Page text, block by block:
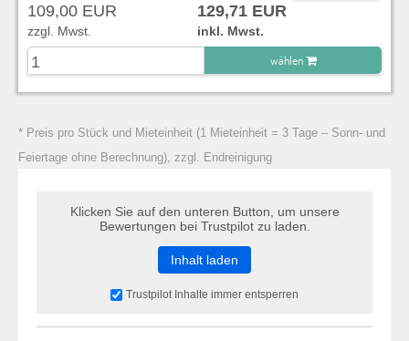
109,00 EUR 129,71 EUR
zzgl. Mwst.
inkl. Mwst.
wählen
* Preis pro Stück und Mieteinheit (1 Mieteinheit = 3 Tage – Sonn- und
Feiertage ohne Berechnung), zzgl. Endreinigung
Klicken Sie auf den unteren Button, um unsere
Bewertungen bei Trustpilot zu laden.
Inhalt laden
Trustpilot Inhalte immer entsperren